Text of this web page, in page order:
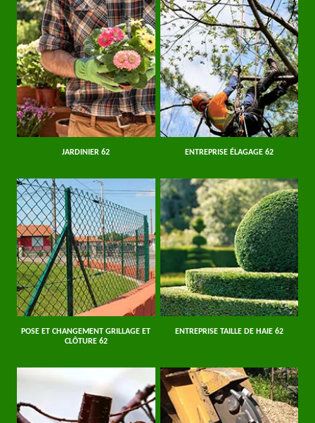
JARDINIER 62 ENTREPRISE ÉLAGAGE 62
POSE ET CHANGEMENT GRILLAGE ET
CLÔTURE 62
ENTREPRISE TAILLE DE HAIE 62